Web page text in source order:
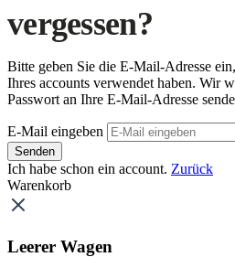
vergessen?
Bitte geben Sie die E-Mail-Adresse
Ihres accounts verwendet haben. Wir
Passwort an Ihre E-Mail-Adresse
E-Mail eingeben
Senden
Ich habe schon ein account. Zurück
Warenkorb
Leerer Wagen